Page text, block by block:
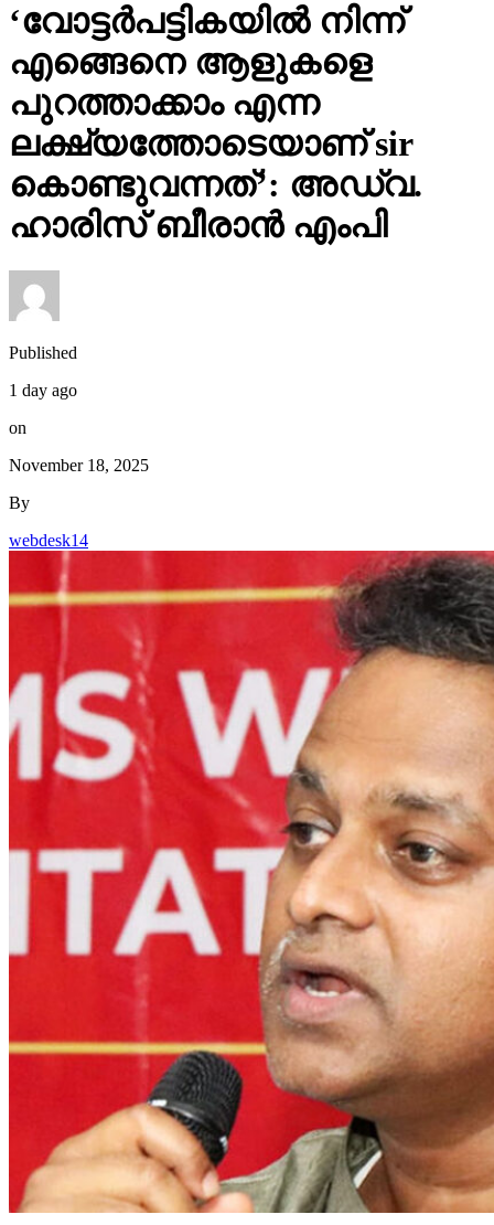
‘വോട്ടര്‍പട്ടികയില്‍ നിന്ന്
എങ്ങെനെ ആളുകളെ
പുറത്താക്കാം എന്ന
ലക്ഷ്യത്തോടെയാണ് sir
കൊണ്ടുവന്നത്’: അഡ്വ.
ഹാരിസ് ബീരാൻ എംപി
Published
1 day ago
on
November 18, 2025
By
webdesk14